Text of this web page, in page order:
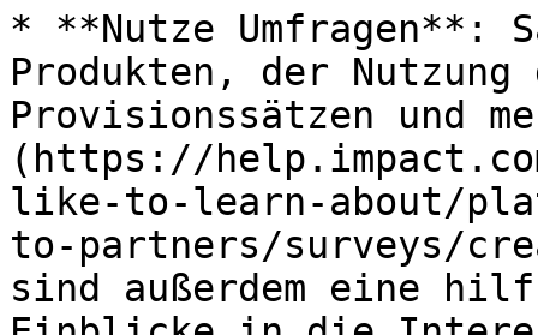
* **Nutze Umfragen**:
Produkten, der
Provisionssätzen und
(https://
like-to-learn-about/
to-partners/surveys/
sind außerdem eine